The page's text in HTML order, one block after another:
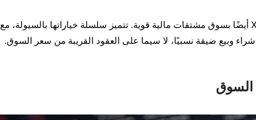
بالنسبة لمتداولي الخيارات، تتمتع XLK أيضًا بسوق مشتقات مالية قوية. تتميز سلسلة خياراتها بالسيولة، مع
وبيع ضيقة نسبيًا، لا سيما على العقود القريبة من سعر السوق.
السوق